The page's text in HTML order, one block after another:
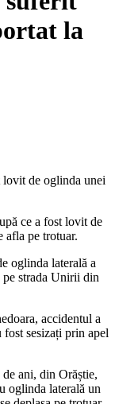
la
lovit de oglinda unei
ce a fost lovit de
afla pe trotuar.
oglinda laterală a
strada Unirii din
accidentul a
sesizați prin apel
ani, din Orăștie,
oglinda laterală un